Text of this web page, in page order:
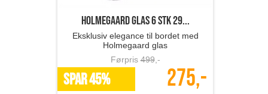
Holmegaard glas 6 stk 29...
Eksklusiv elegance til bordet med
Holmegaard glas
Førpris499,-
SPAR 45% 275,-